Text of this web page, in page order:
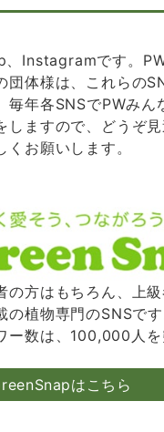
、Instagramです。
団体様は、これらの
毎年各SNSでPWみん
しますので、どうぞ
くお願いします。
の方はもちろん、上
の植物専門のSNSで
ー数は、100,000人
はこちら